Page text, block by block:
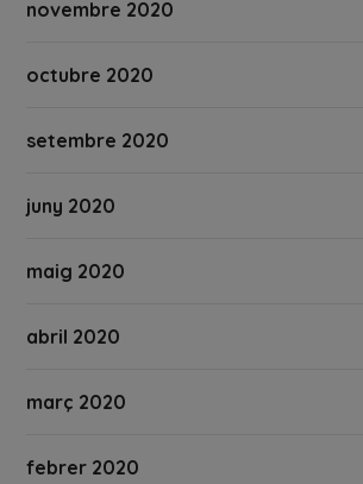
novembre 2020
octubre 2020
setembre 2020
juny 2020
maig 2020
abril 2020
març 2020
febrer 2020